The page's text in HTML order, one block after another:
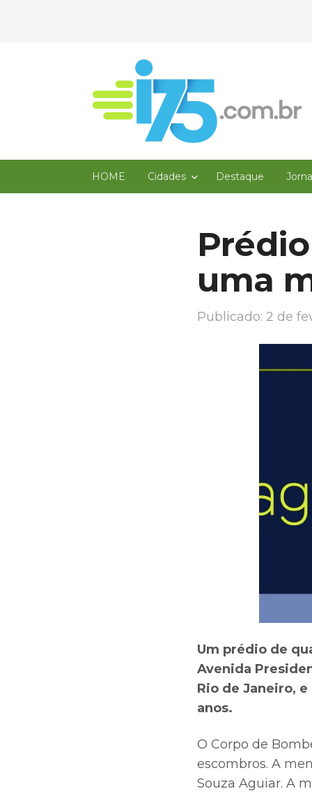
HOME Cidades Destaque
uma
Publicado: 2 de
Um prédio de
Avenida
Rio de Janeiro,
anos.
O Corpo de
escombros. A
Souza Aguiar. A